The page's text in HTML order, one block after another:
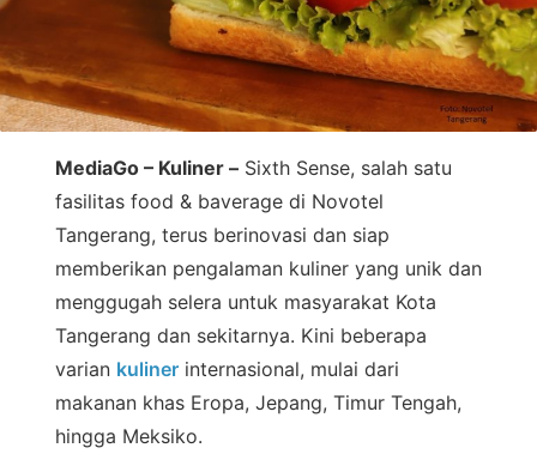
MediaGo – Kuliner – Sixth Sense, salah satu
fasilitas food & baverage di Novotel
Tangerang, terus berinovasi dan siap
memberikan pengalaman kuliner yang unik dan
menggugah selera untuk masyarakat Kota
Tangerang dan sekitarnya. Kini beberapa
varian kuliner internasional, mulai dari
makanan khas Eropa, Jepang, Timur Tengah,
hingga Meksiko.